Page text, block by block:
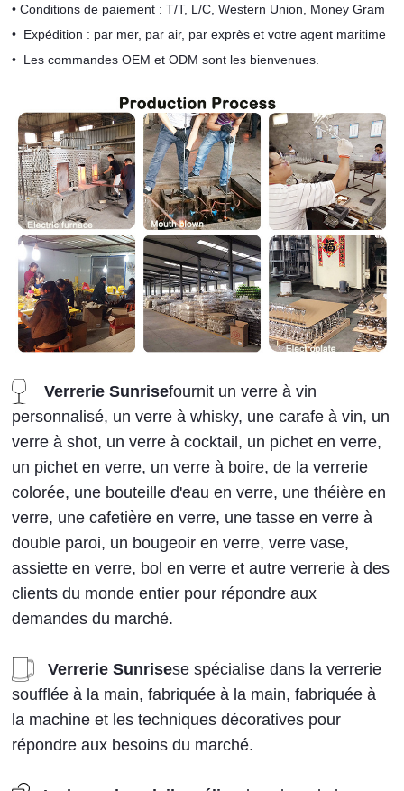
•Conditions de paiement : T/T, L/C, Western Union, Money Gram
• Expédition : par mer, par air, par exprès et votre agent maritime
• Les commandes OEM et ODM sont les bienvenues.
Verrerie Sunrisefournit un verre à vin
personnalisé, un verre à whisky, une carafe à vin, un
verre à shot, un verre à cocktail, un pichet en verre,
un pichet en verre, un verre à boire, de la verrerie
colorée, une bouteille d'eau en verre, une théière en
verre, une cafetière en verre, une tasse en verre à
double paroi, un bougeoir en verre, verre vase,
assiette en verre, bol en verre et autre verrerie à des
clients du monde entier pour répondre aux
demandes du marché.
Verrerie Sunrisese spécialise dans la verrerie
soufflée à la main, fabriquée à la main, fabriquée à
la machine et les techniques décoratives pour
répondre aux besoins du marché.